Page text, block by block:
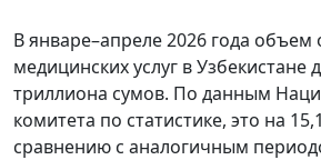
В январе–апреле 2026 года объем
медицинских услуг в Узбекистане
триллиона сумов. По данным
комитета по статистике, это на
сравнению с аналогичным